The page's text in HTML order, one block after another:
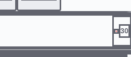
30